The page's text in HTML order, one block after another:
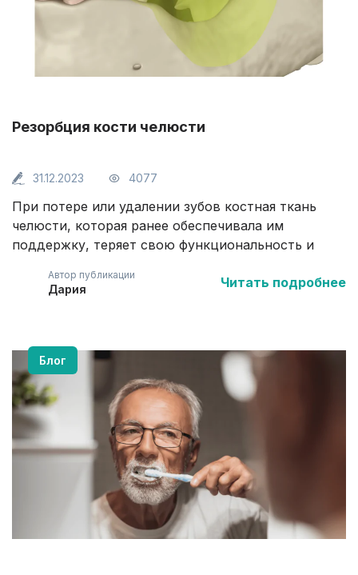
Резорбция кости челюсти
31.12.2023 4077
При потере или удалении зубов костная ткань
челюсти, которая ранее обеспечивала им
поддержку, теряет свою функциональность и
разберемся почему потеря зубных единиц влечет
Автор публикации
Дария Читать подробнее
Блог